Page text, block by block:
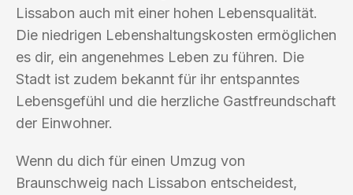
Lissabon auch mit einer hohen Lebensqualität.
Die niedrigen Lebenshaltungskosten ermöglichen
es dir, ein angenehmes Leben zu führen. Die
Stadt ist zudem bekannt für ihr entspanntes
Lebensgefühl und die herzliche Gastfreundschaft
der Einwohner.
Wenn du dich für einen Umzug von
Braunschweig nach Lissabon entscheidest,